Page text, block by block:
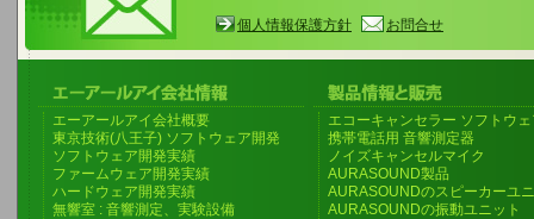
個人情報保護方針 お問合せ
エーアールアイ会社概要
東京技術(八王子) ソフトウェア開発
ソフトウェア開発実績
ファームウェア開発実績
ハードウェア開発実績
無響室 : 音響測定、実験設備
エコーキャンセラー ソフトウ
携帯電話用 音響測定器
ノイズキャンセルマイク
AURASOUND製品
AURASOUNDのスピーカーユ
AURASOUNDの振動ユニット